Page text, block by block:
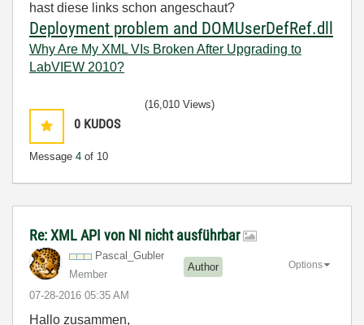
hast diese links schon angeschaut?
Deployment problem and DOMUserDefRef.dll
Why Are My XML VIs Broken After Upgrading to
LabVIEW 2010?
0 KUDOS
Message 4 of 10
(16,010 Views)
Re: XML API von NI nicht ausführbar
Pascal_Gubler
Member
Author
‎07-28-2016 05:35 AM
Options
Hallo zusammen,